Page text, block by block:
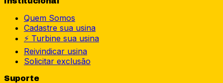
Quem Somos
Cadastre sua usina
⚡ Turbine sua usina
Reivindicar usina
Solicitar exclusão
Suporte